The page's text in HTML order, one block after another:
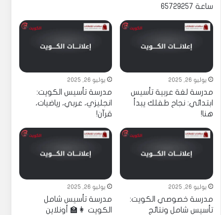
ساعة 65729257
يوليو 26, 2025
مدرسة لغة عربية تأسيس
ابتدائي: نجاح طفلك يبدأ
هنا!
يوليو 26, 2025
مدرسة تأسيس الكويت:
انجليزي، عربي، رياضيات،
قرآن!
يوليو 26, 2025
مدرسة خصوصي الكويت:
تأسيس شامل ونتائج
يوليو 26, 2025
مدرسة تأسيس شامل
الكويت 👩‍🏫 أونلاين